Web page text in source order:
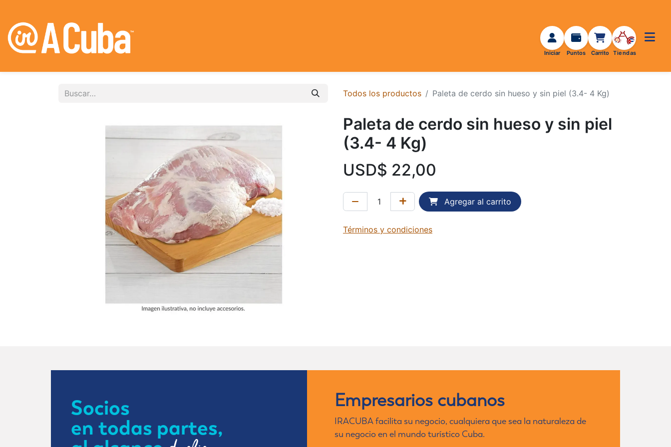
Todos los productos Paleta de cerdo sin hueso y sin piel (3.4- 4 Kg)
Paleta de cerdo sin hueso y sin piel
(3.4- 4 Kg)
USD$ 22,00
Agregar al carrito
Términos y condiciones
Socios
en todas partes,
Empresarios cubanos
IRACUBA facilita su negocio, cualquiera que sea la naturaleza de
su negocio en el mundo turístico Cuba.